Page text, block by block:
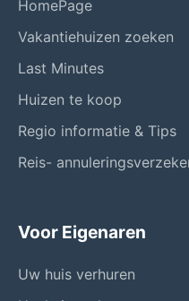
HomePage
Vakantiehuizen zoeken
Last Minutes
Huizen te koop
Regio informatie & Tips
Reis-
Voor Eigenaren
Uw huis verhuren